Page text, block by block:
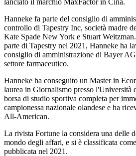
Hanneke fa parte del consiglio di
controllo di Tapestry Inc, società madre
Kate Spade New York e Stuart
parte di Tapestry nel 2021, Hanneke ha
consiglio di amministrazione di Bayer
settore farmaceutico.
Hanneke ha conseguito un Master in
laurea in Giornalismo presso l'Università
borsa di studio sportiva completa per
campionessa nazionale olandese e ha
All-American.
La rivista Fortune la considera una delle
mondo degli affari, e si è classificata
pubblicata nel 2021.